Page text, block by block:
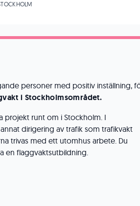
personer med positiv inställning,
i Stockholmsområdet.
projekt runt om i Stockholm. I
dirigering av trafik som trafikvakt
trivas med ett utomhus arbete. Du
en flaggvaktsutbildning.